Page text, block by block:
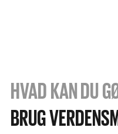
HVAD KAN DU
BRUG